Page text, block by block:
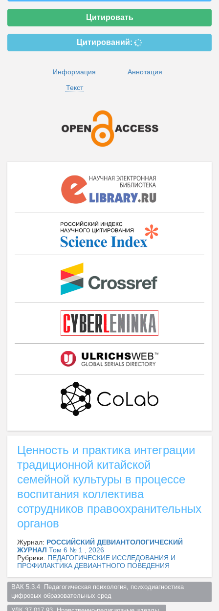
Цитировать
Цитирований:
Информация
Аннотация
Текст
Ценность и практика интеграции
традиционной китайской
семейной культуры в процессе
воспитания коллектива
сотрудников правоохранительных
органов
Журнал: РОССИЙСКИЙ ДЕВИАНТОЛОГИЧЕСКИЙ
ЖУРНАЛ Том 6 № 1 , 2026
Рубрики: ПЕДАГОГИЧЕСКИЕ ИССЛЕДОВАНИЯ И
ПРОФИЛАКТИКА ДЕВИАНТНОГО ПОВЕДЕНИЯ
ВАК 5.3.4  Педагогическая психология, психодиагностика
цифровых образовательных сред